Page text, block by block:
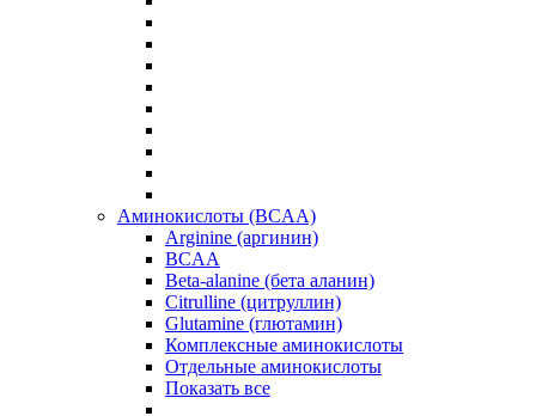
Аминокислоты (BCAA)
Arginine (аргинин)
BCAA
Beta-alanine (бета аланин)
Citrulline (цитруллин)
Glutamine (глютамин)
Комплексные аминокислоты
Отдельные аминокислоты
Показать все